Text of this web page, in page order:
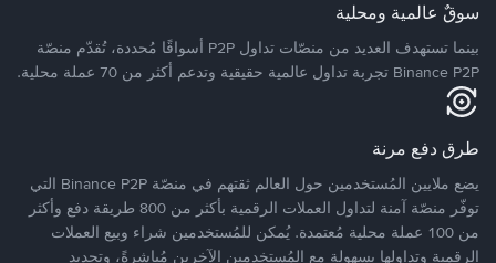
سوقٌ عالمية ومحلية
بينما تستهدف العديد من منصّات تداول P2P أسواقًا مُحددة، تُقدّم منصّة
Binance P2P تجربة تداول عالمية حقيقية وتدعم أكثر من 70 عملة محلية.
طرق دفع مرنة
يضع ملايين المُستخدمين حول العالم ثقتهم في منصّة Binance P2P التي
توفّر منصّة آمنة لتداول العملات الرقمية بأكثر من 800 طريقة دفع وأكثر
من 100 عملة محلية مُعتمدة. يُمكن للمُستخدمين شراء وبيع العملات
الرقمية وتداولها بسهولة مع المُستخدمين الآخرين مُباشرةً، وتحديد